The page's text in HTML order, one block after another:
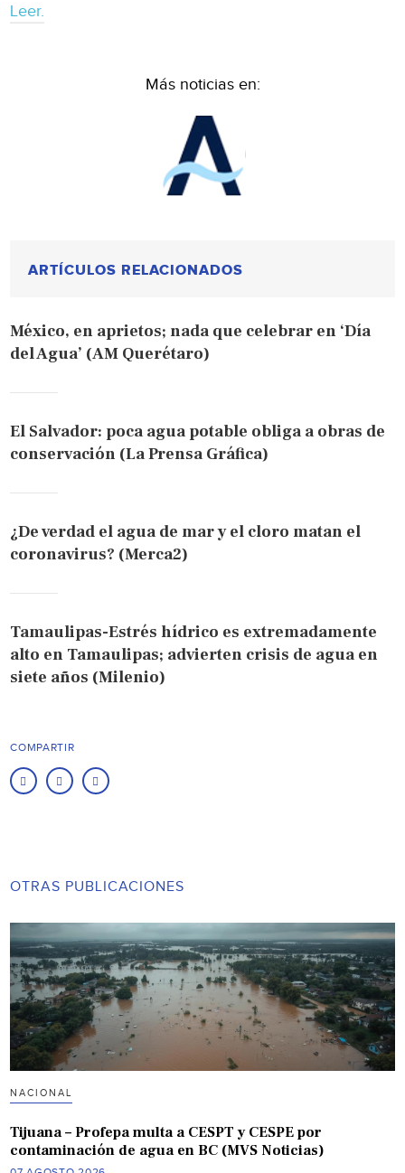
Leer.
Más noticias en:
ARTÍCULOS RELACIONADOS
México, en aprietos; nada que celebrar en ‘Día
del Agua’ (AM Querétaro)
El Salvador: poca agua potable obliga a obras de
conservación (La Prensa Gráfica)
¿De verdad el agua de mar y el cloro matan el
coronavirus? (Merca2)
Tamaulipas-Estrés hídrico es extremadamente
alto en Tamaulipas; advierten crisis de agua en
siete años (Milenio)
COMPARTIR
OTRAS PUBLICACIONES
NACIONAL
Tijuana – Profepa multa a CESPT y CESPE por
contaminación de agua en BC (MVS Noticias)